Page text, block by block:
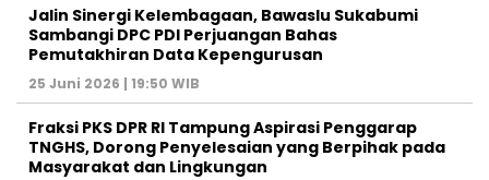
Jalin Sinergi Kelembagaan, Bawaslu Sukabumi
Sambangi DPC PDI Perjuangan Bahas
Pemutakhiran Data Kepengurusan
25 Juni 2026 | 19:50 WIB
‎Fraksi PKS DPR RI Tampung Aspirasi Penggarap
TNGHS, Dorong Penyelesaian yang Berpihak pada
Masyarakat dan Lingkungan‎